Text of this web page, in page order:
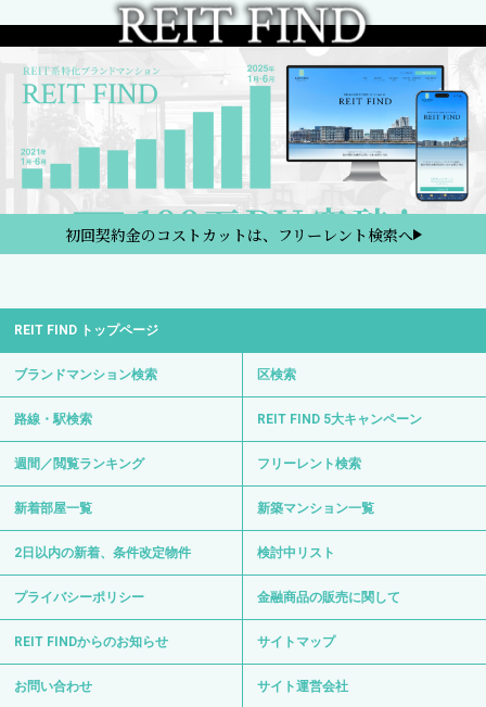
初回契約金のコストカットは、フリーレント検索へ
REIT FIND トップページ
ブランドマンション検索 区検索
路線・駅検索 REIT FIND 5大キャンペーン
週間／閲覧ランキング フリーレント検索
新着部屋一覧 新築マンション一覧
2日以内の新着、条件改定物件 検討中リスト
プライバシーポリシー 金融商品の販売に関して
REIT FINDからのお知らせ サイトマップ
お問い合わせ サイト運営会社